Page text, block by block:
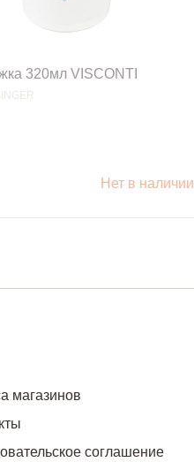
320мл VISCONTI
Нет в наличии
магазинов
соглашение